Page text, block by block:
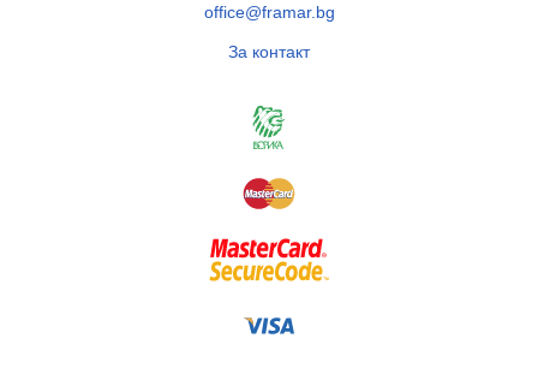
office@framar.bg
За контакт